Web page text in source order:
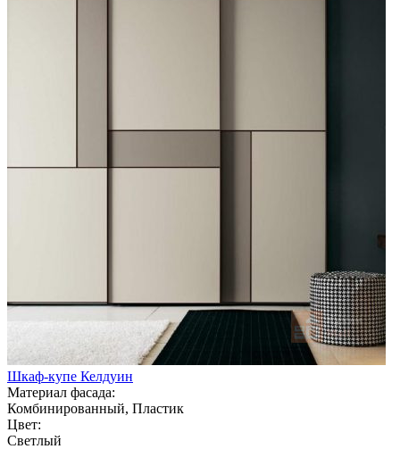
Шкаф-купе Келдуин
Материал фасада:
Комбинированный, Пластик
Цвет:
Светлый